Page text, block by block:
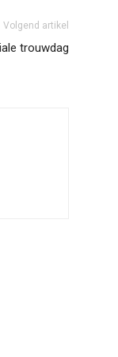
Volgend artikel
trouwdag